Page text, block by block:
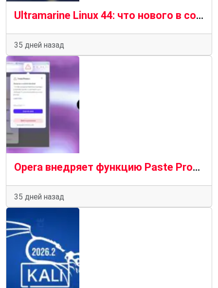
Ultramarine Linux 44: что нового в современном дистрибутиве на базе Fedora 44
35 дней назад
Opera внедряет функцию Paste Protect для защиты от атак ClickFix
35 дней назад